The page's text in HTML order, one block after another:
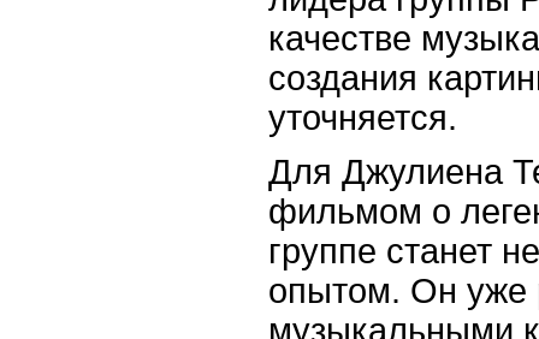
качестве
создания
уточняется.
Для Джулиена
фильмом о
группе станет
опытом. Он уже
музыкальными